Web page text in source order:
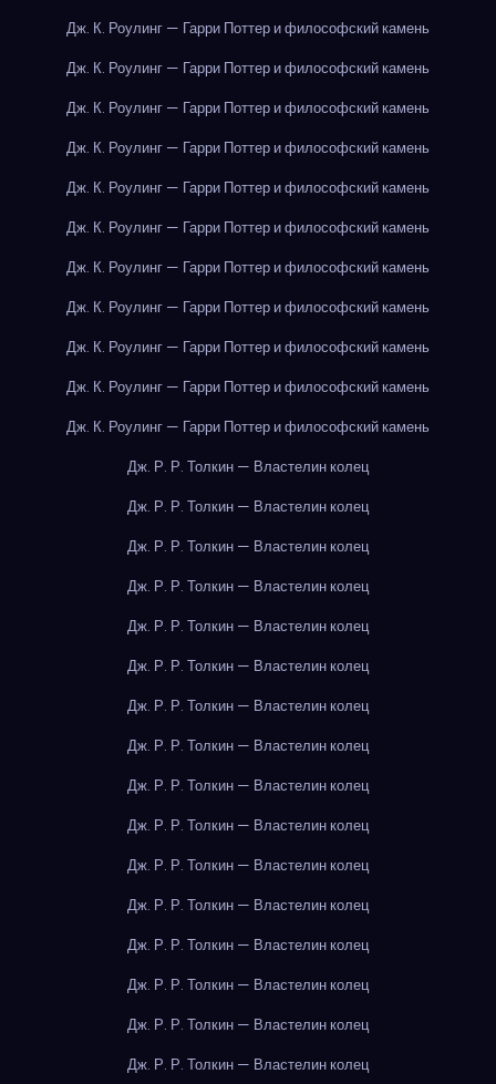
Дж. К. Роулинг — Гарри Поттер и философский камень
Дж. К. Роулинг — Гарри Поттер и философский камень
Дж. К. Роулинг — Гарри Поттер и философский камень
Дж. К. Роулинг — Гарри Поттер и философский камень
Дж. К. Роулинг — Гарри Поттер и философский камень
Дж. К. Роулинг — Гарри Поттер и философский камень
Дж. К. Роулинг — Гарри Поттер и философский камень
Дж. К. Роулинг — Гарри Поттер и философский камень
Дж. К. Роулинг — Гарри Поттер и философский камень
Дж. К. Роулинг — Гарри Поттер и философский камень
Дж. К. Роулинг — Гарри Поттер и философский камень
Дж. Р. Р. Толкин — Властелин колец
Дж. Р. Р. Толкин — Властелин колец
Дж. Р. Р. Толкин — Властелин колец
Дж. Р. Р. Толкин — Властелин колец
Дж. Р. Р. Толкин — Властелин колец
Дж. Р. Р. Толкин — Властелин колец
Дж. Р. Р. Толкин — Властелин колец
Дж. Р. Р. Толкин — Властелин колец
Дж. Р. Р. Толкин — Властелин колец
Дж. Р. Р. Толкин — Властелин колец
Дж. Р. Р. Толкин — Властелин колец
Дж. Р. Р. Толкин — Властелин колец
Дж. Р. Р. Толкин — Властелин колец
Дж. Р. Р. Толкин — Властелин колец
Дж. Р. Р. Толкин — Властелин колец
Дж. Р. Р. Толкин — Властелин колец